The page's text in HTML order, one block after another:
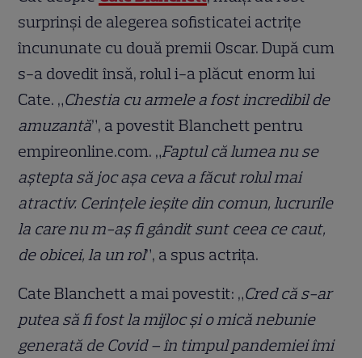
surprinși de alegerea sofisticatei actrițe
încununate cu două premii Oscar. După cum
s-a dovedit însă, rolul i-a plăcut enorm lui
Cate. „Chestia cu armele a fost incredibil de
amuzantă”, a povestit Blanchett pentru
empireonline.com. „Faptul că lumea nu se
aștepta să joc așa ceva a făcut rolul mai
atractiv. Cerințele ieșite din comun, lucrurile
la care nu m-aș fi gândit sunt ceea ce caut,
de obicei, la un rol”, a spus actrița.
Cate Blanchett a mai povestit: „Cred că s-ar
putea să fi fost la mijloc și o mică nebunie
generată de Covid – în timpul pandemiei îmi